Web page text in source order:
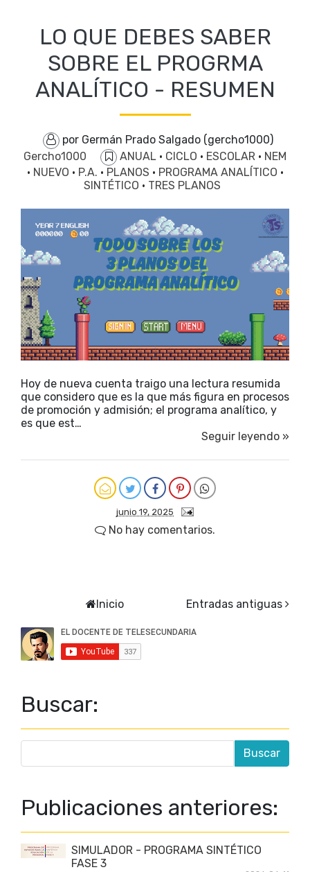
LO QUE DEBES SABER
SOBRE EL PROGRMA
ANALÍTICO - RESUMEN
por Germán Prado Salgado (gercho1000)
Gercho1000
ANUAL · CICLO · ESCOLAR · NEM
· NUEVO · P.A. · PLANOS · PROGRAMA ANALÍTICO ·
SINTÉTICO · TRES PLANOS
Hoy de nueva cuenta traigo una lectura resumida
que considero que es la que más figura en procesos
de promoción y admisión; el programa analítico, y
es que est…
Seguir leyendo »
junio 19, 2025
No hay comentarios.
Entradas antiguas
Inicio
Buscar:
Publicaciones anteriores:
SIMULADOR - PROGRAMA SINTÉTICO
FASE 3